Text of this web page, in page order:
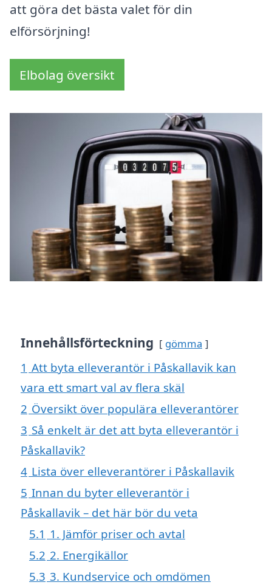
att göra det bästa valet för din
elförsörjning!
Elbolag översikt
Innehållsförteckning gömma
1 Att byta elleverantör i Påskallavik kan
vara ett smart val av flera skäl
2 Översikt över populära elleverantörer
3 Så enkelt är det att byta elleverantör i
Påskallavik?
4 Lista över elleverantörer i Påskallavik
5 Innan du byter elleverantör i
Påskallavik – det här bör du veta
5.1 1. Jämför priser och avtal
5.2 2. Energikällor
5.3 3. Kundservice och omdömen